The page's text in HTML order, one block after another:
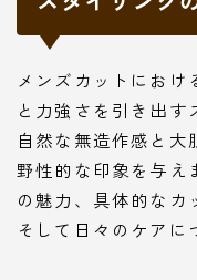
メンズカットにおけ
と力強さを引き出す
自然な無造作感と大
野性的な印象を与え
の魅力、具体的なカ
そして日々のケアに